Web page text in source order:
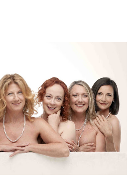
dove si esibirà per il secondo anno
milanese avrà il piacere di applaudire i
Sea Youth Philharmonic per la quarta
nel 2008 da Kristjan Järvi (affiancato
di consulent...